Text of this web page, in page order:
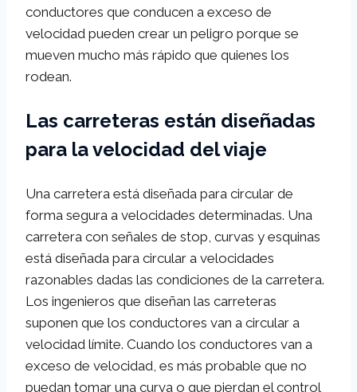
conductores que conducen a exceso de
velocidad pueden crear un peligro porque se
mueven mucho más rápido que quienes los
rodean.
Las carreteras están diseñadas
para la velocidad del viaje
Una carretera está diseñada para circular de
forma segura a velocidades determinadas. Una
carretera con señales de stop, curvas y esquinas
está diseñada para circular a velocidades
razonables dadas las condiciones de la carretera.
Los ingenieros que diseñan las carreteras
suponen que los conductores van a circular a
velocidad límite. Cuando los conductores van a
exceso de velocidad, es más probable que no
puedan tomar una curva o que pierdan el control